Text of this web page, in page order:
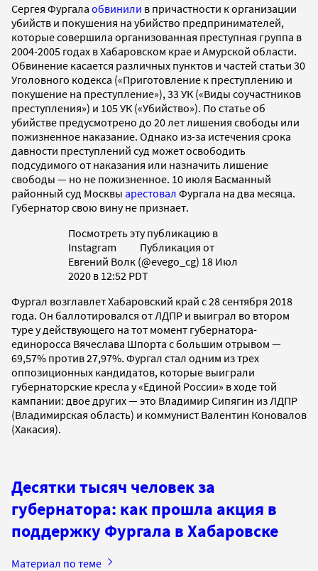
Сергея Фургала обвинили в причастности к организации
убийств и покушения на убийство предпринимателей,
которые совершила организованная преступная группа в
2004-2005 годах в Хабаровском крае и Амурской области.
Обвинение касается различных пунктов и частей статьи 30
Уголовного кодекса («Приготовление к преступлению и
покушение на преступление»), 33 УК («Виды соучастников
преступления») и 105 УК («Убийство»). По статье об
убийстве предусмотрено до 20 лет лишения свободы или
пожизненное наказание. Однако из-за истечения срока
давности преступлений суд может освободить
подсудимого от наказания или назначить лишение
свободы — но не пожизненное. 10 июля Басманный
районный суд Москвы арестовал Фургала на два месяца.
Губернатор свою вину не признает.
Посмотреть эту публикацию в
Instagram Публикация от
Евгений Волк (@evego_cg) 18 Июл
2020 в 12:52 PDT
Фургал возглавлет Хабаровский край с 28 сентября 2018
года. Он баллотировался от ЛДПР и выиграл во втором
туре у действующего на тот момент губернатора-
единоросса Вячеслава Шпорта с большим отрывом —
69,57% против 27,97%. Фургал стал одним из трех
оппозиционных кандидатов, которые выиграли
губернаторские кресла у «Единой России» в ходе той
кампании: двое других — это Владимир Сипягин из ЛДПР
(Владимирская область) и коммунист Валентин Коновалов
(Хакасия).
Десятки тысяч человек за
губернатора: как прошла акция в
поддержку Фургала в Хабаровске
Материал по теме